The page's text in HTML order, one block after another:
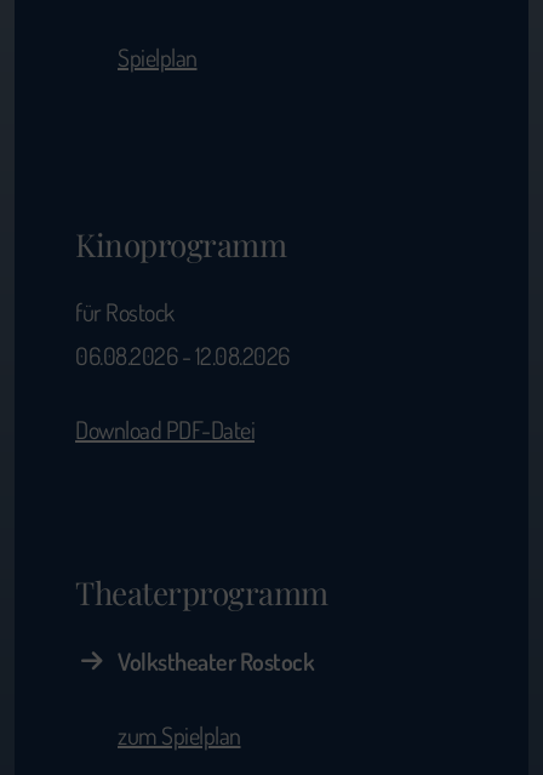
Spielplan
Kinoprogramm
für Rostock
06.08.2026 - 12.08.2026
Download PDF-Datei
Theaterprogramm
Volkstheater Rostock
zum Spielplan